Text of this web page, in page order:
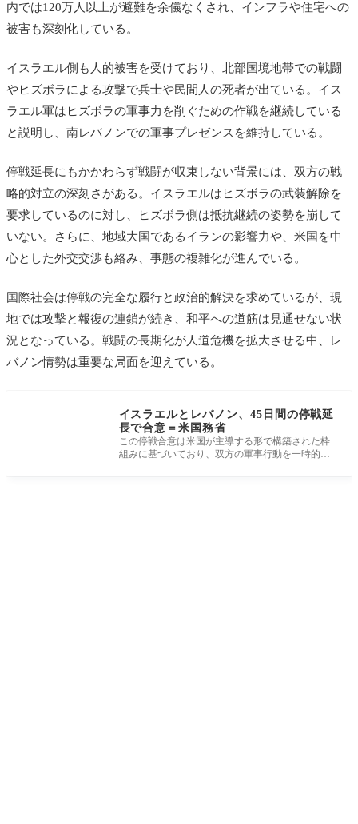
内では120万人以上が避難を余儀なくされ、インフラや住宅への
被害も深刻化している。
イスラエル側も人的被害を受けており、北部国境地帯での戦闘
やヒズボラによる攻撃で兵士や民間人の死者が出ている。イス
ラエル軍はヒズボラの軍事力を削ぐための作戦を継続している
と説明し、南レバノンでの軍事プレゼンスを維持している。
停戦延長にもかかわらず戦闘が収束しない背景には、双方の戦
略的対立の深刻さがある。イスラエルはヒズボラの武装解除を
要求しているのに対し、ヒズボラ側は抵抗継続の姿勢を崩して
いない。さらに、地域大国であるイランの影響力や、米国を中
心とした外交交渉も絡み、事態の複雑化が進んでいる。
国際社会は停戦の完全な履行と政治的解決を求めているが、現
地では攻撃と報復の連鎖が続き、和平への道筋は見通せない状
況となっている。戦闘の長期化が人道危機を拡大させる中、レ
バノン情勢は重要な局面を迎えている。
イスラエルとレバノン、45日間の停戦延
長で合意＝米国務省
この停戦合意は米国が主導する形で構築された枠
組みに基づいており、双方の軍事行動を一時的に